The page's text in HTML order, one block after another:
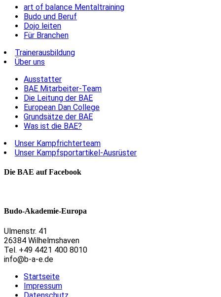
art of balance Mentaltraining
Budo und Beruf
Dojo leiten
Für Branchen
Trainerausbildung
Über uns
Ausstatter
BAE Mitarbeiter-Team
Die Leitung der BAE
European Dan College
Grundsätze der BAE
Was ist die BAE?
Unser Kampfrichterteam
Unser Kampfsportartikel-Ausrüster
Die BAE auf Facebook
Budo-Akademie-Europa
Ulmenstr. 41
26384 Wilhelmshaven
Tel. +49 4421 400 8010
info@b-a-e.de
Startseite
Impressum
Datenschutz